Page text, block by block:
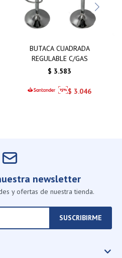
BUTACA CUADRADA
REGULABLE C/GAS
$ 3.583
$ 3.046
newsletter
y ofertas de nuestra tienda.
SUSCRIBIRME